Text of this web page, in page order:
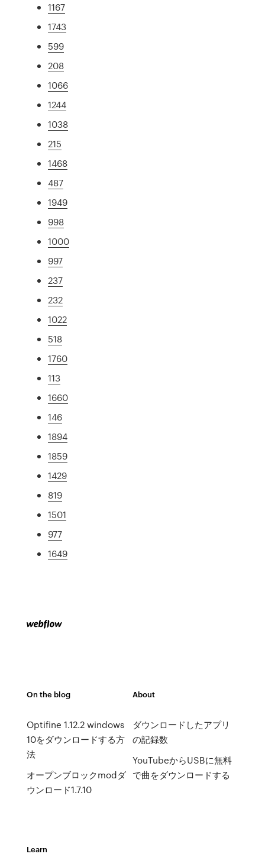
1167
1743
599
208
1066
1244
1038
215
1468
487
1949
998
1000
997
237
232
1022
518
1760
113
1660
146
1894
1859
1429
819
1501
977
1649
On the blog
Optifine 1.12.2 windows
10をダウンロードする方
法
オープンブロックmodダ
ウンロード1.7.10
About
ダウンロードしたアプリ
の記録数
YouTubeからUSBに無料
で曲をダウンロードする
Learn